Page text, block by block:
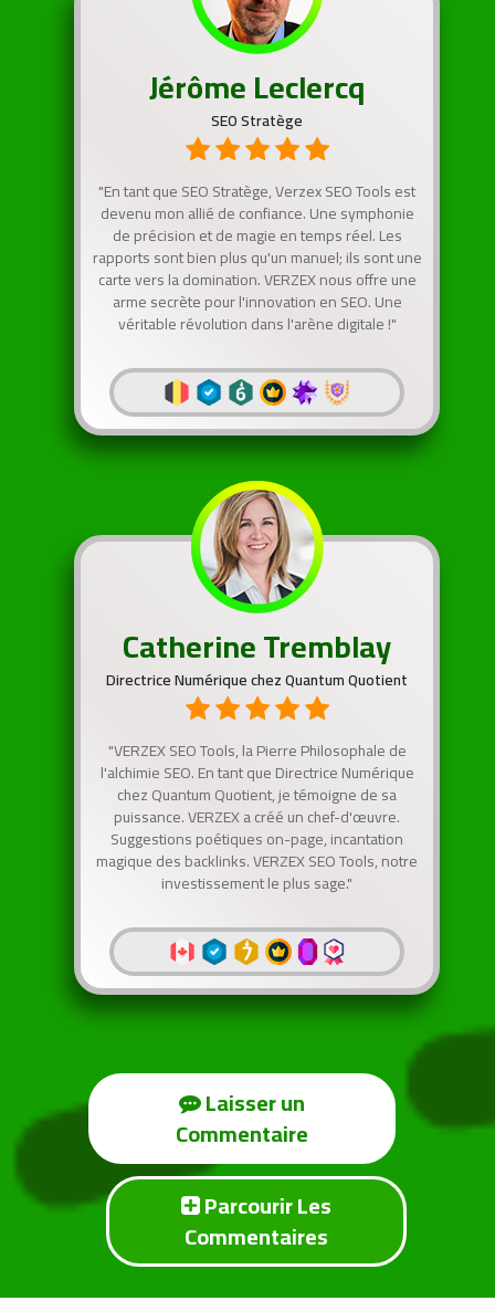
Jérôme Leclercq
SEO Stratège
"En tant que SEO Stratège, Verzex SEO Tools est
devenu mon allié de confiance. Une symphonie
de précision et de magie en temps réel. Les
rapports sont bien plus qu'un manuel; ils sont une
carte vers la domination. VERZEX nous offre une
arme secrète pour l'innovation en SEO. Une
véritable révolution dans l'arène digitale !"
Catherine Tremblay
Directrice Numérique chez Quantum Quotient
"VERZEX SEO Tools, la Pierre Philosophale de
l'alchimie SEO. En tant que Directrice Numérique
chez Quantum Quotient, je témoigne de sa
puissance. VERZEX a créé un chef-d'œuvre.
Suggestions poétiques on-page, incantation
magique des backlinks. VERZEX SEO Tools, notre
investissement le plus sage."
Commentaire
Commentaires